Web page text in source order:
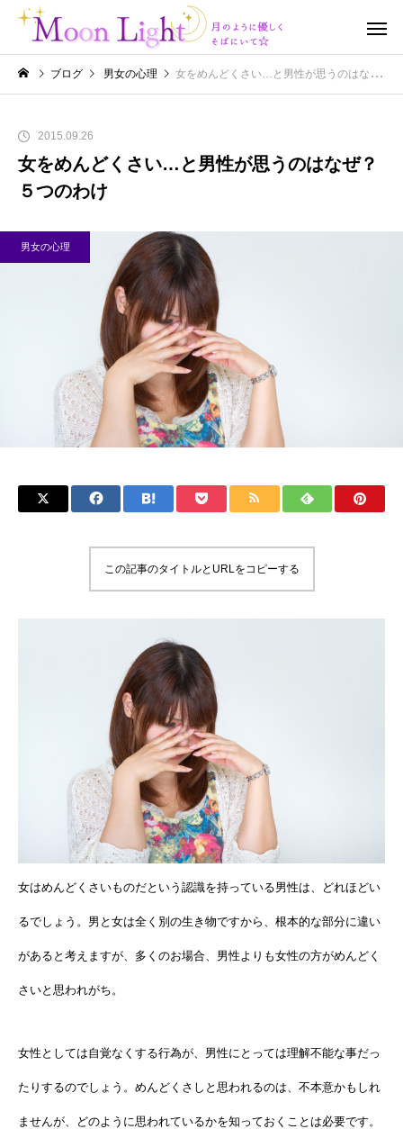
ブログ 男女の心理 女をめんどくさい…と男性が思うのはなぜ？５つのわけ
2015.09.26
女をめんどくさい…と男性が思うのはなぜ？
５つのわけ
男女の心理
この記事のタイトルとURLをコピーする
女はめんどくさいものだという認識を持っている男性は、どれほどい
るでしょう。男と女は全く別の生き物ですから、根本的な部分に違い
があると考えますが、多くのお場合、男性よりも女性の方がめんどく
さいと思われがち。
女性としては自覚なくする行為が、男性にとっては理解不能な事だっ
たりするのでしょう。めんどくさしと思われるのは、不本意かもしれ
ませんが、どのように思われているかを知っておくことは必要です。